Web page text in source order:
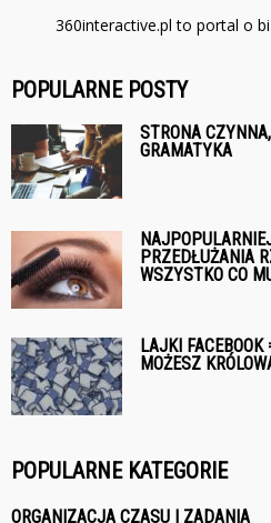
360interactive.pl to portal o
POPULARNE POSTY
STRONA
GRAMATYKA
PRZEDŁUŻANIA
WSZYSTKO CO
LAJKI FACEBOOK
MOŻESZ
POPULARNE KATEGORIE
ORGANIZACJA CZASU I ZADANIA